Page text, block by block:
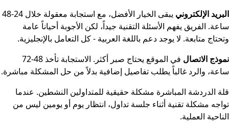
البريد الإلكتروني
يبقى الخيار الأفضل، مع استجابة معقولة خلال 24-48
ساعة. الفريق يفهم الأسئلة التقنية جيداً، لكن الأجوبة أحياناً عامة
وتحتاج متابعة. لا يوجد دعم باللغة العربية - كل التعامل بالإنجليزية.
نموذج الاتصال
في الموقع يحتاج صبر أكثر. الاستجابة تأخذ 48-72
ساعة، والرد غالباً يطلب تفاصيل إضافية بدلاً من حل المشكلة مباشرة.
قلة الدردشة المباشرة مشكلة حقيقية للمتداولين النشطين. عندما
تواجه مشكلة تقنية أثناء جلسة تداول، انتظار يوم أو يومين ليس من
الناحية العملية.